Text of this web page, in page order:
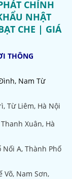
CHÍNH
NHẬT
CHE | GIÁ
THÔNG
Nam Từ
Từ Liêm, Hà Nội
Xuân, Hà
A, Thành Phố
Võ, Nam Sơn,